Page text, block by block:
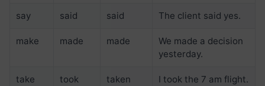
say said said The client said yes.
make made made
We made a decision
yesterday.
take took taken I took the 7 am flight.